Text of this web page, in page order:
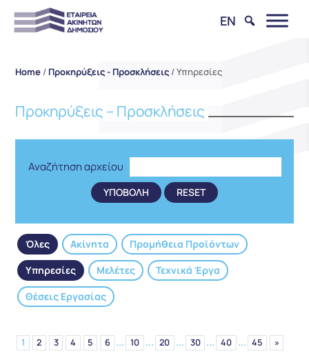
EN
Home / Προκηρύξεις - Προσκλήσεις /Υπηρεσίες
Προκηρύξεις – Προσκλήσεις
Αναζήτηση αρχείου
Όλες Ακίνητα
Προμήθεια Προϊόντων
Υπηρεσίες
Μελέτες
Τεχνικά Έργα
Θέσεις Εργασίας
1 2 3 4 5 6 ... 10 ... 20 ... 30 ... 40 ... 45 »